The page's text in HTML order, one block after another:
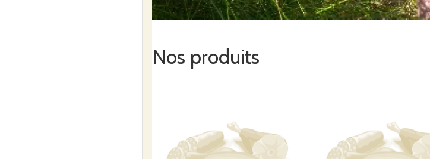
Nous les emmenons nous même à l’abattoir le jour même, également pour réduire tout stress. Nous
fait très peur 😉, mais rassurez vous cela nous permet aussi de vous proposez une viande de très bonne
Nos produits